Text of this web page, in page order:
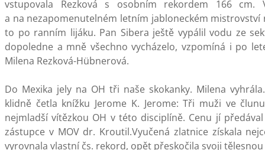
vstupovala Rezková s osobním rekordem 166 cm.
a na nezapomenutelném letním jabloneckém mistrovství
to po ranním lijáku. Pan Sibera ještě vypálil vodu ze
dopoledne a mně všechno vycházelo, vzpomíná i po
Milena Rezková-Hübnerová.
Do Mexika jely na OH tři naše skokanky. Milena
klidně četla knížku Jerome K. Jerome: Tři muži ve
nejmladší vítězkou OH v této disciplíně. Cenu jí
zástupce v MOV dr. Kroutil.Vyučená zlatnice získala
vyrovnala vlastní čs. rekord, opět přeskočila svoji